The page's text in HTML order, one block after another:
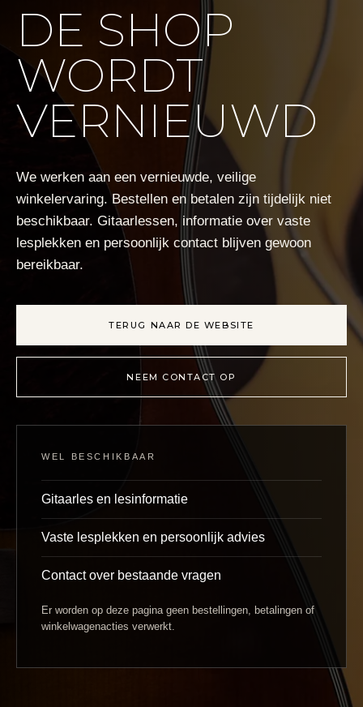
DE SHOP
WORDT
VERNIEUWD
We werken aan een vernieuwde, veilige
winkelervaring. Bestellen en betalen zijn tijdelijk niet
beschikbaar. Gitaarlessen, informatie over vaste
lesplekken en persoonlijk contact blijven gewoon
bereikbaar.
TERUG NAAR DE WEBSITE
NEEM CONTACT OP
WEL BESCHIKBAAR
Gitaarles en lesinformatie
Vaste lesplekken en persoonlijk advies
Contact over bestaande vragen
Er worden op deze pagina geen bestellingen, betalingen of
winkelwagenacties verwerkt.